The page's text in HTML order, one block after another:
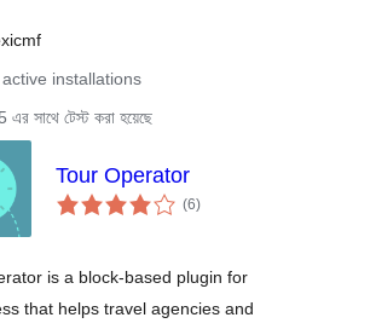
installations
সাথে টেস্ট করা হয়েছে
Tour Operator
(6total
ratings
)
is a block-based plugin for
that helps travel agencies and